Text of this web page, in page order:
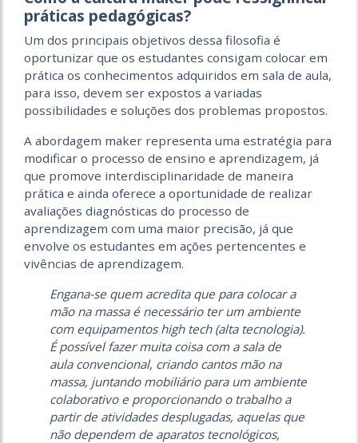
práticas pedagógicas?
Um dos principais objetivos dessa filosofia é
oportunizar que os estudantes consigam colocar em
prática os conhecimentos adquiridos em sala de aula,
para isso, devem ser expostos a variadas
possibilidades e soluções dos problemas propostos.
A abordagem maker representa uma estratégia para
modificar o processo de ensino e aprendizagem, já
que promove interdisciplinaridade de maneira
prática e ainda oferece a oportunidade de realizar
avaliações diagnósticas do processo de
aprendizagem com uma maior precisão, já que
envolve os estudantes em ações pertencentes e
vivências de aprendizagem.
Engana-se quem acredita que para colocar a
mão na massa é necessário ter um ambiente
com equipamentos high tech(alta tecnologia).
É possível fazer muita coisa com a sala de
aula convencional, criando cantos mão na
massa, juntando mobiliário para um ambiente
colaborativo e proporcionando o trabalho a
partir de atividades desplugadas, aquelas que
não dependem de aparatos tecnológicos,